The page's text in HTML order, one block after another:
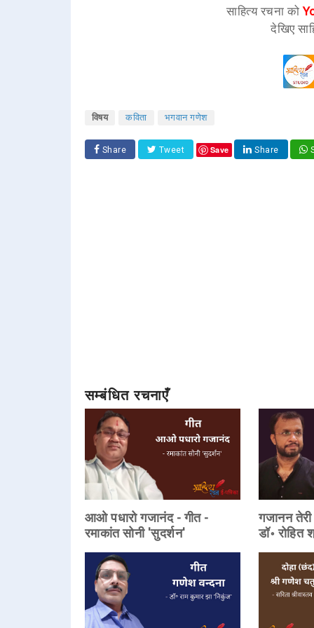
साहित्य रचना को
देखिए
विषय कविता भगवान गणेश
Share Tweet Save Share
सम्बंधित रचनाएँ
आओ पधारो गजानंद - गीत -
रमाकांत सोनी 'सुदर्शन'
गजानन तेरी
डॉ॰